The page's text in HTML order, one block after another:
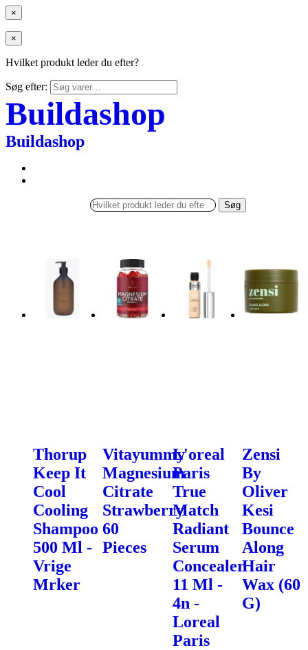
×
×
Hvilket produkt leder du efter?
Søg efter:
Buildashop
Buildashop
Søg
Thorup
Keep It
Cool
Cooling
Shampoo
500 Ml -
Vrige
Mrker
Vitayummy
Magnesium
Citrate
Strawberry
60
Pieces
L'oreal
Paris
True
Match
Radiant
Serum
Concealer
11 Ml -
4n -
Loreal
Paris
Zensi
By
Oliver
Kesi
Bounce
Along
Hair
Wax (60
G)